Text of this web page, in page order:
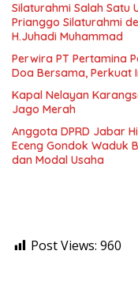
Silaturahmi Salah Satu
Prianggo Silaturahmi
H.Juhadi Muhammad
Perwira PT Pertamina
Doa Bersama, Perkuat
Kapal Nelayan
Jago Merah
Anggota DPRD Jabar
Eceng Gondok Waduk
dan Modal Usaha
Post Views: 960